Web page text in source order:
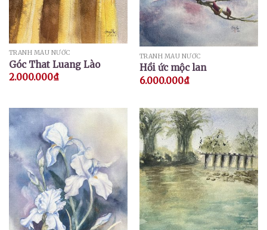
TRANH MÀU NƯỚC
Góc That Luang Lào
2.000.000₫
TRANH MÀU NƯỚC
Hồi ức mộc lan
6.000.000₫